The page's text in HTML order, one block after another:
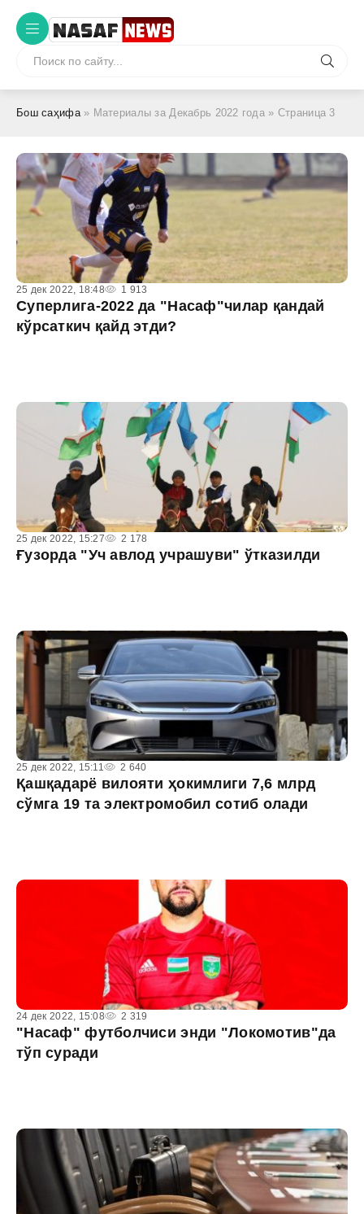
Бош саҳифа» Материалы за Декабрь 2022 года » Страница 3
25 дек 2022, 18:48 1 913
Суперлига-2022 да "Насаф"чилар қандай
кўрсаткич қайд этди?
25 дек 2022, 15:27 2 178
Ғузорда "Уч авлод учрашуви" ўтказилди
25 дек 2022, 15:11 2 640
Қашқадарё вилояти ҳокимлиги 7,6 млрд
сўмга 19 та электромобил сотиб олади
24 дек 2022, 15:08 2 319
"Насаф" футболчиси энди "Локомотив"да
тўп суради